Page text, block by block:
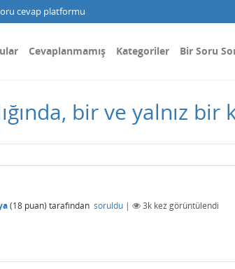
cevap platformu
Cevaplanmamış Kategoriler Bir Soru
bir ve yalnız
(18 puan) tarafından soruldu | 3k kez görüntülendi